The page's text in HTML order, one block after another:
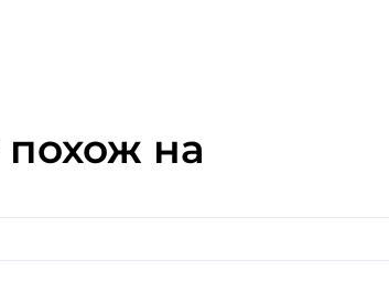
похож на